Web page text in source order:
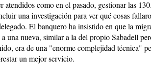
atendidos como en el pasado, gestionar las
una investigación para ver qué cosas
El banquero ha insistido en que la
una nueva, similar a la del propio Sabadell
era de una "enorme complejidad técnica"
un mejor servicio.